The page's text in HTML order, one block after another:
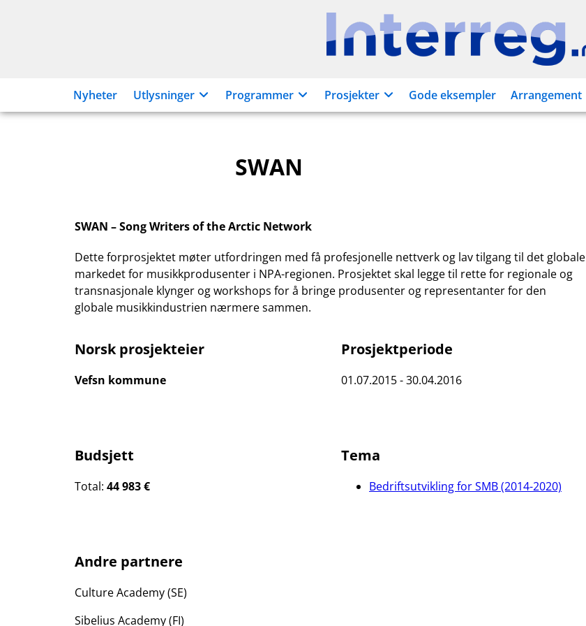
Interreg.no
Nyheter Utlysninger Programmer Prosjekter Gode eksempler Arrangement
SWAN
SWAN – Song Writers of the Arctic Network
Dette forprosjektet møter utfordringen med få profesjonelle nettverk og lav tilgang til det globale
markedet for musikkprodusenter i NPA-regionen. Prosjektet skal legge til rette for regionale og
transnasjonale klynger og workshops for å bringe produsenter og representanter for den
globale musikkindustrien nærmere sammen.
Norsk prosjekteier
Vefsn kommune
Prosjektperiode
01.07.2015 - 30.04.2016
Budsjett
Total: 44 983 €
Tema
Bedriftsutvikling for SMB (2014-2020)
Andre partnere
Culture Academy (SE)
Sibelius Academy (FI)